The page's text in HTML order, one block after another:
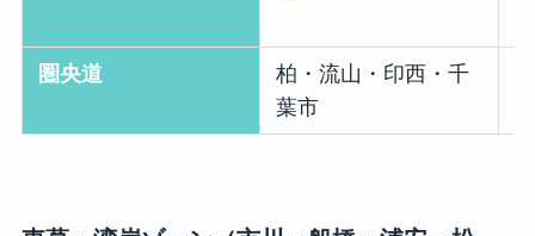
圏央道
柏・流山・印西・千
葉市